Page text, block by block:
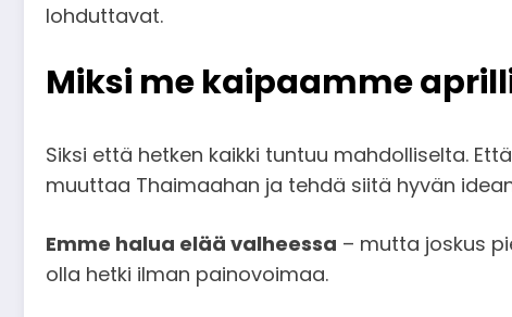
lohduttavat.
Miksi me kaipaamme
Siksi että hetken kaikki tuntuu mahdolliselta.
muuttaa Thaimaahan ja tehdä siitä hyvän
Emme halua elää valheessa – mutta joskus
olla hetki ilman painovoimaa.